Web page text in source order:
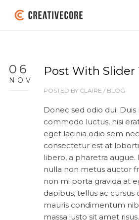
06
NOV
Post With
POSTED BY CLAIRE / BLOG
Donec sed odio dui. Duis
commodo luctus, nisi
eget lacinia odio sem
consectetur est at
libero, a pharetra
nulla non metus auctor
non mi porta gravida at
dapibus, tellus ac
mauris condimentum
massa justo sit amet